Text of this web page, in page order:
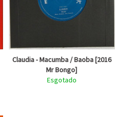
Claudia - Macumba / Baoba [2016
Mr Bongo]
Esgotado